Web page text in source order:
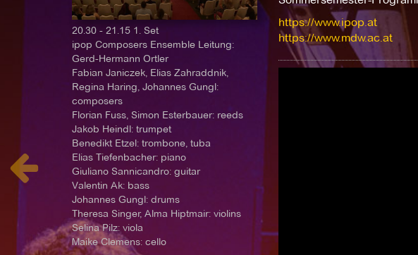
20.30 - 21.15 1. Set
ipop Composers Ensemble Leitung:
Gerd-Hermann Ortler
Fabian Janiczek, Elias Zahraddnik,
Regina Haring, Johannes Gungl:
composers
Florian Fuss, Simon Esterbauer: reeds
Jakob Heindl: trumpet
Benedikt Etzel: trombone, tuba
Elias Tiefenbacher: piano
Giuliano Sannicandro: guitar
Valentin Ak: bass
Johannes Gungl: drums
Theresa Singer, Alma Hiptmair: violins
Selina Pilz: viola
Maike Clemens: cello
https://www.ipop.at
https://www.mdw.ac.at